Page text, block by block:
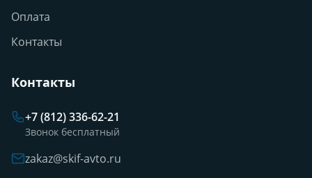
Оплата
Контакты
Контакты
+7 (812) 336-62-21
Звонок бесплатный
zakaz@skif-avto.ru